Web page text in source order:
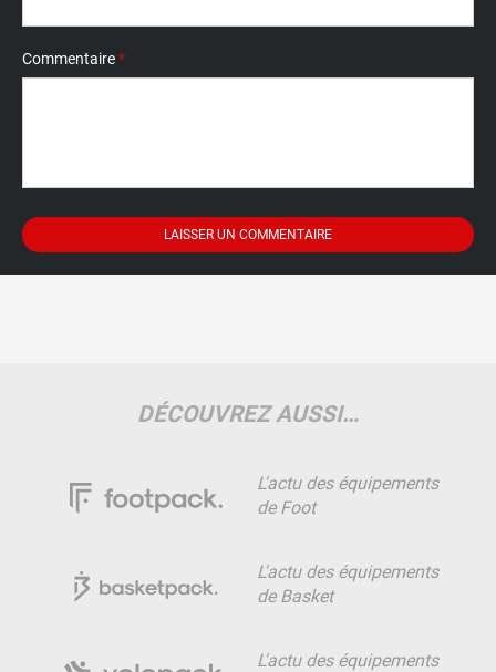
Commentaire*
DÉCOUVREZ AUSSI…
L'actu des équipements
de Foot
L'actu des équipements
de Basket
L'actu des équipements